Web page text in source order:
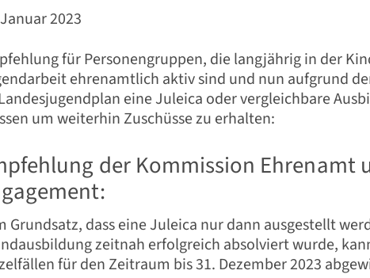
2023
für Personengruppen, die langjährig in der
ehrenamtlich aktiv sind und nun aufgrund
eine Juleica oder vergleichbare
um weiterhin Zuschüsse zu erhalten:
der Kommission Ehrenamt
Grundsatz, dass eine Juleica nur dann ausgestellt
zeitnah erfolgreich absolviert wurde,
für den Zeitraum bis 31. Dezember 2023